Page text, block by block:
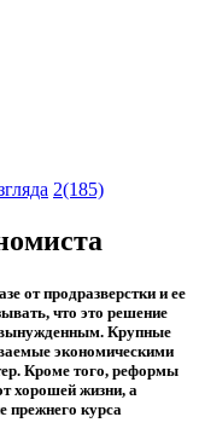
2(185)
от продразверстки и ее
что это решение
Крупные
экономическими
Кроме того, реформы
хорошей жизни, а
прежнего курса